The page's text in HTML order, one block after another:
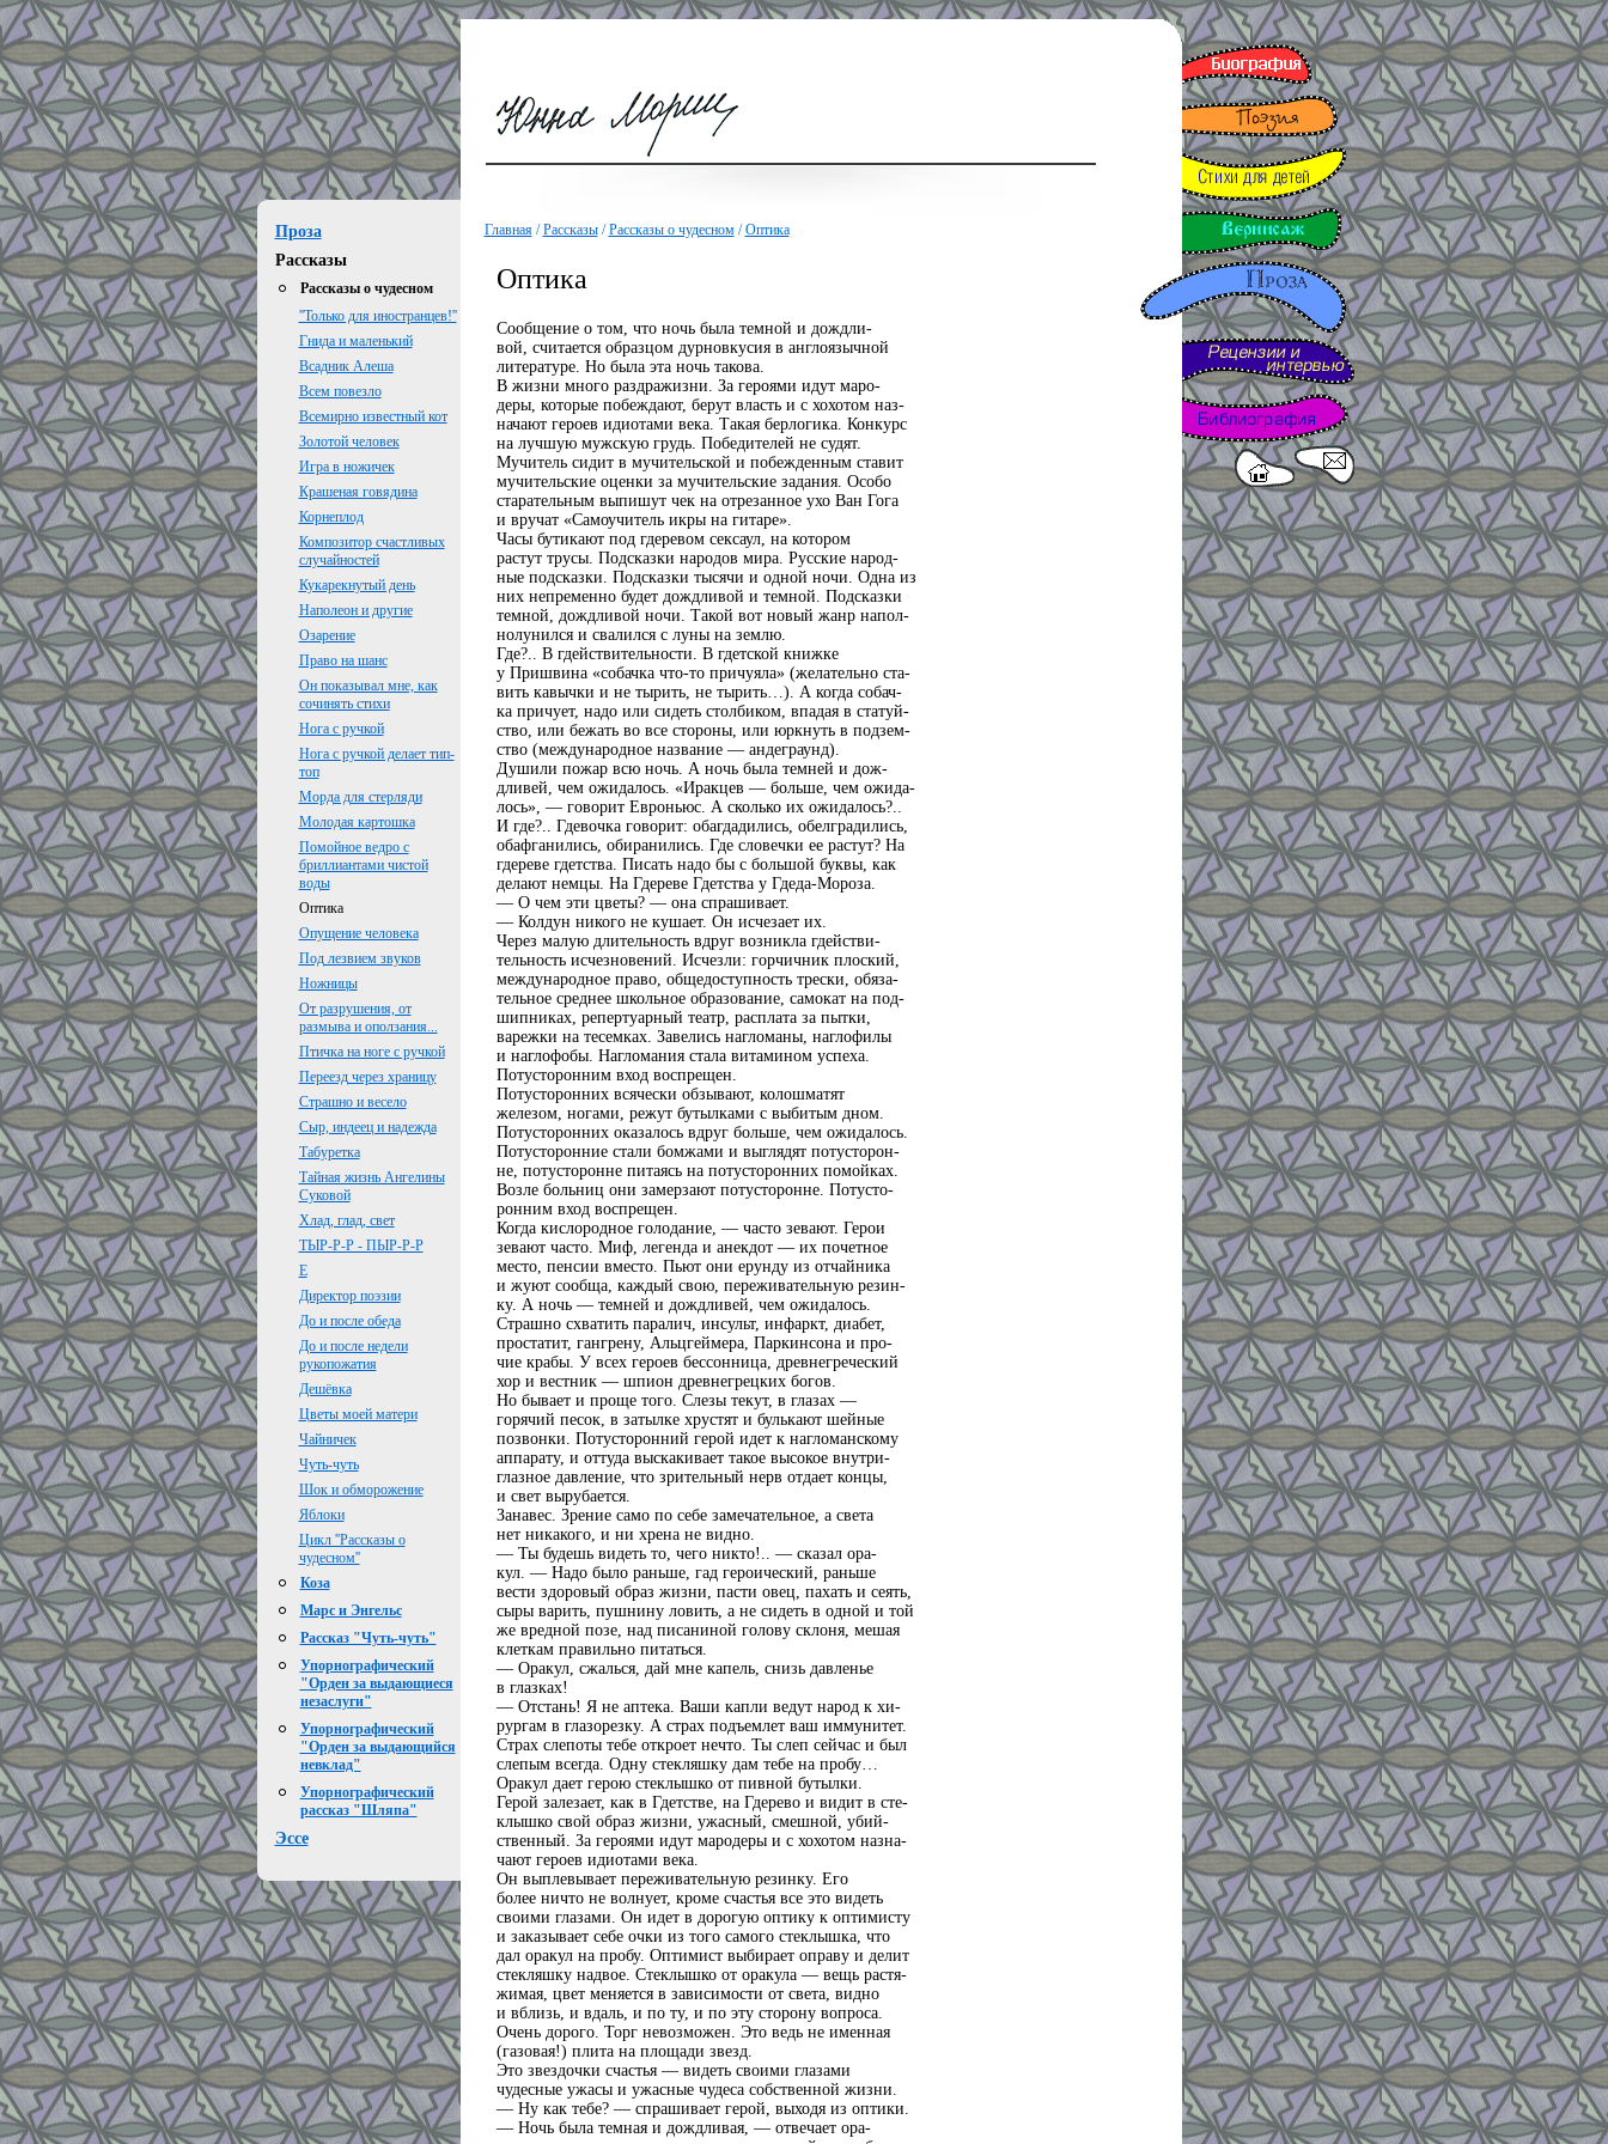
Проза
Рассказы
Рассказы о чудесном
''Только для иностранцев!''
Гнида и маленький
Всадник Алеша
Всем повезло
Всемирно известный кот
Золотой человек
Игра в ножичек
Крашеная говядина
Корнеплод
Композитор счастливых
случайностей
Кукарекнутый день
Наполеон и другие
Озарение
Право на шанс
Он показывал мне, как
сочинять стихи
Нога с ручкой
Нога с ручкой делает тип-
топ
Морда для стерляди
Молодая картошка
Помойное ведро с
бриллиантами чистой
воды
Оптика
Опущение человека
Под лезвием звуков
Ножницы
От разрушения, от
размыва и оползания...
Птичка на ноге с ручкой
Переезд через храницу
Страшно и весело
Сыр, индеец и надежда
Табуретка
Тайная жизнь Ангелины
Суковой
Хлад, глад, свет
ТЫР-Р-Р - ПЫР-Р-Р
Е
Директор поэзии
До и после обеда
До и после недели
рукопожатия
Дешёвка
Цветы моей матери
Чайничек
Чуть-чуть
Шок и обморожение
Яблоки
Цикл ''Рассказы о
чудесном''
Коза
Марс и Энгельс
Рассказ "Чуть-чуть"
Упорнографический
"Орден за выдающиеся
незаслуги"
Упорнографический
"Орден за выдающийся
невклад"
Упорнографический
рассказ "Шляпа"
Эссе
Главная/Рассказы/Рассказы о чудесном/Оптика
Оптика
Сообщение о том, что ночь была темной и дождли-
вой, считается образцом дурновкусия в англоязычной
литературе. Но была эта ночь такова.
В жизни много раздражизни. За героями идут маро-
деры, которые побеждают, берут власть и с хохотом наз-
начают героев идиотами века. Такая берлогика. Конкурс
на лучшую мужскую грудь. Победителей не судят.
Мучитель сидит в мучительской и побежденным ставит
мучительские оценки за мучительские задания. Особо
старательным выпишут чек на отрезанное ухо Ван Гога
и вручат «Самоучитель икры на гитаре».
Часы бутикают под гдеревом сексаул, на котором
растут трусы. Подсказки народов мира. Русские народ-
ные подсказки. Подсказки тысячи и одной ночи. Одна из
них непременно будет дождливой и темной. Подсказки
темной, дождливой ночи. Такой вот новый жанр напол-
нолунился и свалился с луны на землю.
Где?.. В гдействительности. В гдетской книжке
у Пришвина «собачка что-то причуяла» (желательно ста-
вить кавычки и не тырить, не тырить…). А когда собач-
ка причует, надо или сидеть столбиком, впадая в статуй-
ство, или бежать во все стороны, или юркнуть в подзем-
ство (международное название — андеграунд).
Душили пожар всю ночь. А ночь была темней и дож-
дливей, чем ожидалось. «Иракцев — больше, чем ожида-
лось», — говорит Евроньюс. А сколько их ожидалось?..
И где?.. Гдевочка говорит: обагдадились, обелградились,
обафганились, обиранились. Где словечки ее растут? На
гдереве гдетства. Писать надо бы с большой буквы, как
делают немцы. На Гдереве Гдетства у Гдеда-Мороза.
— О чем эти цветы? — она спрашивает.
— Колдун никого не кушает. Он исчезает их.
Через малую длительность вдруг возникла гдействи-
тельность исчезновений. Исчезли: горчичник плоский,
международное право, общедоступность трески, обяза-
тельное среднее школьное образование, самокат на под-
шипниках, репертуарный театр, расплата за пытки,
варежки на тесемках. Завелись нагломаны, наглофилы
и наглофобы. Нагломания стала витамином успеха.
Потусторонним вход воспрещен.
Потусторонних всячески обзывают, колошматят
железом, ногами, режут бутылками с выбитым дном.
Потусторонних оказалось вдруг больше, чем ожидалось.
Потусторонние стали бомжами и выглядят потусторон-
не, потусторонне питаясь на потусторонних помойках.
Возле больниц они замерзают потусторонне. Потусто-
ронним вход воспрещен.
Когда кислородное голодание, — часто зевают. Герои
зевают часто. Миф, легенда и анекдот — их почетное
место, пенсии вместо. Пьют они ерунду из отчайника
и жуют сообща, каждый свою, переживательную резин-
ку. А ночь — темней и дождливей, чем ожидалось.
Страшно схватить паралич, инсульт, инфаркт, диабет,
простатит, гангрену, Альцгеймера, Паркинсона и про-
чие крабы. У всех героев бессонница, древнегреческий
хор и вестник — шпион древнегрецких богов.
Но бывает и проще того. Слезы текут, в глазах —
горячий песок, в затылке хрустят и булькают шейные
позвонки. Потусторонний герой идет к нагломанскому
аппарату, и оттуда выскакивает такое высокое внутри-
глазное давление, что зрительный нерв отдает концы,
и свет вырубается.
Занавес. Зрение само по себе замечательное, а света
нет никакого, и ни хрена не видно.
— Ты будешь видеть то, чего никто!.. — сказал ора-
кул. — Надо было раньше, гад героический, раньше
вести здоровый образ жизни, пасти овец, пахать и сеять,
сыры варить, пушнину ловить, а не сидеть в одной и той
же вредной позе, над писаниной голову склоня, мешая
клеткам правильно питаться.
— Оракул, сжалься, дай мне капель, снизь давленье
в глазках!
— Отстань! Я не аптека. Ваши капли ведут народ к хи-
рургам в глазорезку. А страх подъемлет ваш иммунитет.
Страх слепоты тебе откроет нечто. Ты слеп сейчас и был
слепым всегда. Одну стекляшку дам тебе на пробу…
Оракул дает герою стеклышко от пивной бутылки.
Герой залезает, как в Гдетстве, на Гдерево и видит в сте-
клышко свой образ жизни, ужасный, смешной, убий-
ственный. За героями идут мародеры и с хохотом назна-
чают героев идиотами века.
Он выплевывает переживательную резинку. Его
более ничто не волнует, кроме счастья все это видеть
своими глазами. Он идет в дорогую оптику к оптимисту
и заказывает себе очки из того самого стеклышка, что
дал оракул на пробу. Оптимист выбирает оправу и делит
стекляшку надвое. Стеклышко от оракула — вещь растя-
жимая, цвет меняется в зависимости от света, видно
и вблизь, и вдаль, и по ту, и по эту сторону вопроса.
Очень дорого. Торг невозможен. Это ведь не именная
(газовая!) плита на площади звезд.
Это звездочки счастья — видеть своими глазами
чудесные ужасы и ужасные чудеса собственной жизни.
— Ну как тебе? — спрашивает герой, выходя из оптики.
— Ночь была темная и дождливая, — отвечает ора-